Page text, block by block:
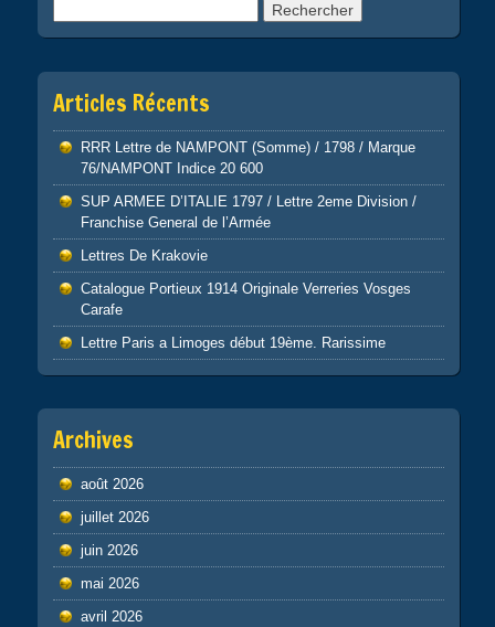
Articles Récents
RRR Lettre de NAMPONT (Somme) / 1798 / Marque
76/NAMPONT Indice 20 600
SUP ARMEE D’ITALIE 1797 / Lettre 2eme Division /
Franchise General de l’Armée
Lettres De Krakovie
Catalogue Portieux 1914 Originale Verreries Vosges
Carafe
Lettre Paris a Limoges début 19ème. Rarissime
Archives
août 2026
juillet 2026
juin 2026
mai 2026
avril 2026